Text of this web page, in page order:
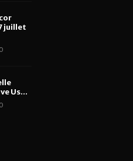
juillet
Us...